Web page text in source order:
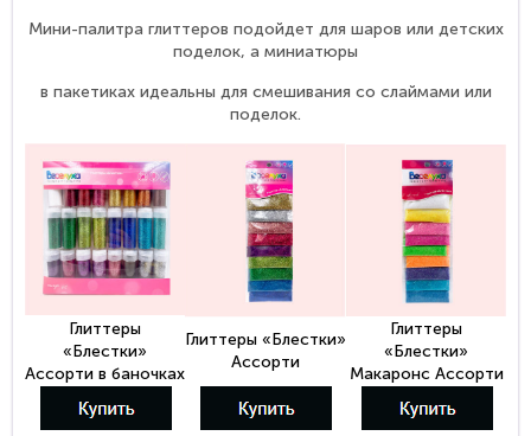
Мини-палитра глиттеров подойдет для шаров или детских
поделок, а миниатюры
в пакетиках идеальны для смешивания со слаймами или
поделок.
Глиттеры
«Блестки»
Ассорти в баночках
Глиттеры «Блестки»
Ассорти
Глиттеры
«Блестки»
Макаронс Ассорти